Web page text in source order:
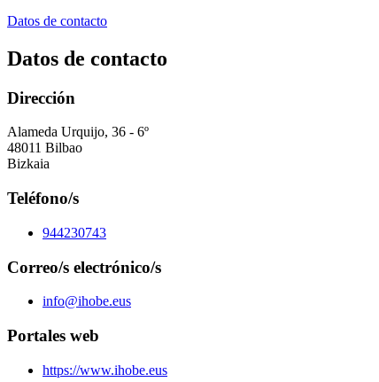
Datos de contacto
Datos de contacto
Dirección
Alameda Urquijo, 36 - 6º
48011 Bilbao
Bizkaia
Teléfono/s
944230743
Correo/s electrónico/s
info@ihobe.eus
Portales web
https://www.ihobe.eus